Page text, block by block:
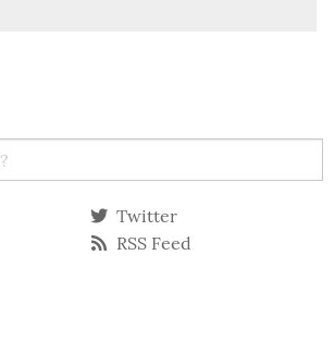
Twitter
RSS Feed